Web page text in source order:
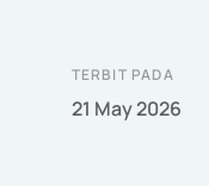
TERBIT PADA
21 May 2026